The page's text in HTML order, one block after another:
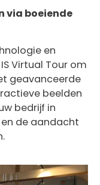
via boeiende
en
Virtual Tour om
geavanceerde
beelden
bedrijf in
de aandacht